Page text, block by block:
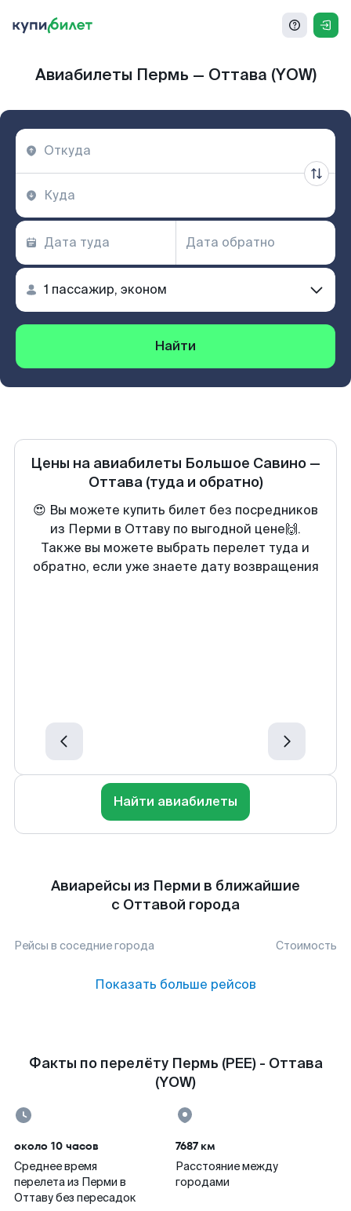
Авиабилеты Пермь — Оттава (YOW)
Найти
Цены на авиабилеты Большое Савино —
Оттава (туда и обратно)
😍 Вы можете купить билет без посредников
из Перми в Оттаву по выгодной цене🙌.
Также вы можете выбрать перелет туда и
обратно, если уже знаете дату возвращения
Найти авиабилеты
Авиарейсы из Перми в ближайшие
с Оттавой города
Рейсы в соседние города Стоимость
Показать больше рейсов
Факты по перелёту Пермь (PEE) - Оттава
(YOW)
около 10 часов
Среднее время
перелета из Перми в
Оттаву без пересадок
7687 км
Расстояние между
городами